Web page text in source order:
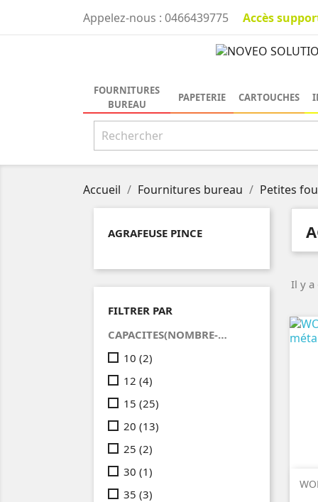
Appelez-nous : 0466439775 Accès
FOURNITURES
BUREAU
PAPETERIE CARTOUCHES
Accueil Fournitures bureau Petites
AGRAFEUSE PINCE
FILTRER PAR
CAPACITES(NOMBRE-DE-FEUILLES)
10 (2)
12 (4)
15 (25)
20 (13)
25 (2)
30 (1)
35 (3)
Il y a